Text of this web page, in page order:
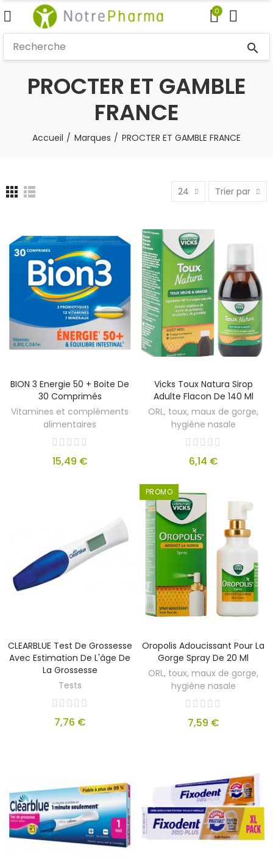
0
search
PROCTER ET GAMBLE
FRANCE
Accueil Marques PROCTER ET GAMBLE FRANCE
24 Trier par
BION 3 Energie 50 + Boite De
30 Comprimés
Vitamines et compléments
alimentaires
15,49 €
Vicks Toux Natura Sirop
Adulte Flacon De 140 Ml
ORL, toux, maux de gorge,
hygiène nasale
6,14 €
CLEARBLUE Test De Grossesse
Avec Estimation De L'âge De
La Grossesse
Tests
7,76 €
PROMO
Oropolis Adoucissant Pour La
Gorge Spray De 20 Ml
ORL, toux, maux de gorge,
hygiène nasale
7,59 €